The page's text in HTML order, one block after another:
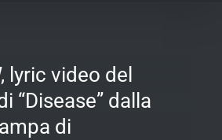
lyric video del
“Disease” dalla
di